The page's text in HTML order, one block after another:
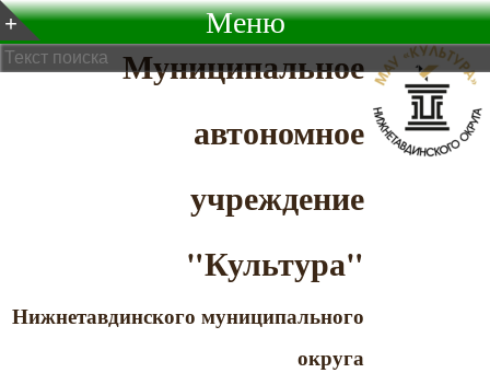
Муниципальное
автономное
учреждение
"Культура"
Нижнетавдинского муниципального
округа
Меню